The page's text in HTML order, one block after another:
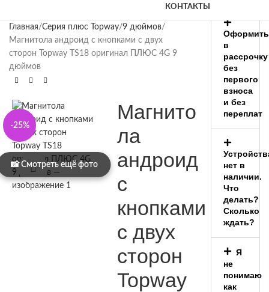
КОНТАКТЫ
Главная Серия плюс Topway 9 дюймов
Магнитола андроид с кнопками с двух
сторон Topway TS18 оригинал ПЛЮС 4G 9
дюймов
-25%
Нажмите, чтобы увеличить
Магнито
ла
андроид
с
кнопками
с двух
сторон
Topway
Оформить
в
рассрочку
без
первого
взноса
и без
переплат
нет в
наличии.
Что
делать?
Сколько
ждать?
Я
не
понимаю
как